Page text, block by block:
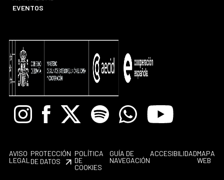
EVENTOS
InstagramFacebook
X Spotify WhatsappYoutube
AVISO
LEGAL
PROTECCIÓN
DE DATOS
POLÍTICA
DE
COOKIES
GUÍA DE
NAVEGACIÓN
ACCESIBILIDADMAPA
WEB